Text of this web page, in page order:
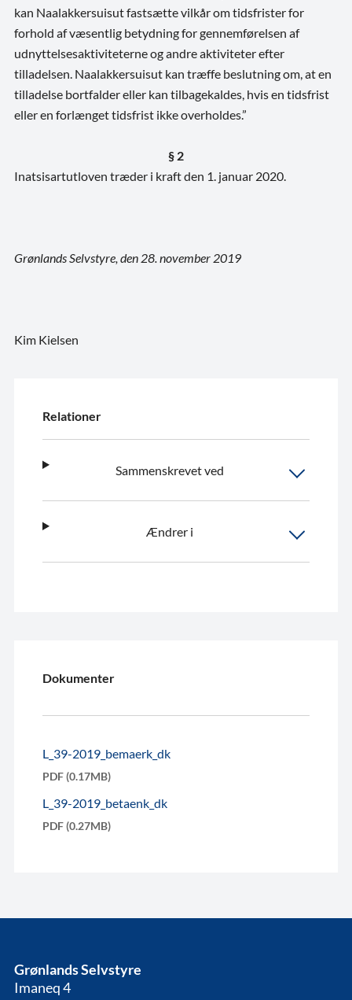
kan Naalakkersuisut fastsætte vilkår omtidsfrister for
forhold af væsentlig betydning for gennemførelsen af
udnyttelsesaktiviteterne og andre aktiviteter efter
tilladelsen. Naalakkersuisut kan træffe beslutning om, at en
tilladelse bortfalder eller kan tilbagekaldes, hvis en tidsfrist
eller en forlænget tidsfrist ikke overholdes.”
§ 2
Inatsisartutloven træder i kraft den 1. januar 2020.
Grønlands Selvstyre, den 28. november 2019
Kim Kielsen
Relationer
Sammenskrevet ved
Ændrer i
Dokumenter
L_39-2019_bemaerk_dk
PDF (0.17MB)
L_39-2019_betaenk_dk
PDF (0.27MB)
Grønlands Selvstyre
Imaneq 4